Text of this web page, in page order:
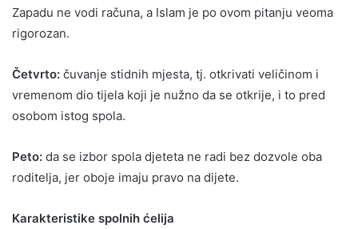
Zapadu ne vodi računa, a Islam je po ovom pitanju veoma
rigorozan.
Četvrto: čuvanje stidnih mjesta, tj. otkrivati veličinom i
vremenom dio tijela koji je nužno da se otkrije, i to pred
osobom istog spola.
Peto: da se izbor spola djeteta ne radi bez dozvole oba
roditelja, jer oboje imaju pravo na dijete.
Karakteristike spolnih ćelija